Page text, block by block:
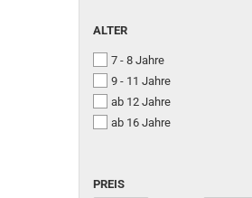
ALTER
ALTER
7 - 8 Jahre
9 - 11 Jahre
ab 12 Jahre
ab 16 Jahre
PREIS